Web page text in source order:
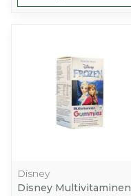
Disney
Disney Multivitaminen